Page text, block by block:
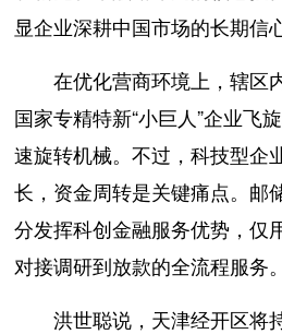
显企业深耕中国市场的长期信心
在优化营商环境上，辖区内
国家专精特新“小巨人”企业飞
速旋转机械。不过，科技型企
长，资金周转是关键痛点。邮
分发挥科创金融服务优势，仅
对接调研到放款的全流程服务。
洪世聪说，天津经开区将